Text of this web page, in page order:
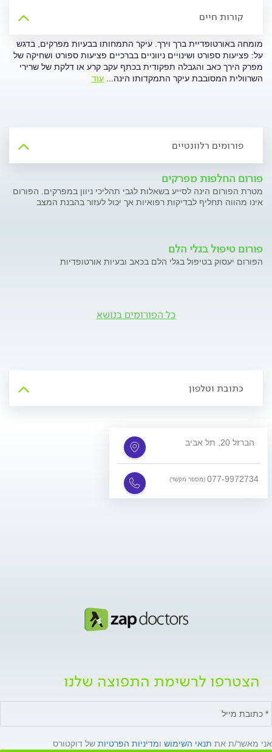
קורות חיים
מומחה באורטופדיית ברך וירך. עיקר התמחותו בבעיות מפרקים, בדגש
על: פציעות ספורט ושינויים ניווניים בברכיים פציעות ספורט ושחיקה של
מפרק הירך כאב והגבלה תפקודית בכתף עקב קרע או דלקת של שרירי
השרוולית המסובבת עיקר התמקדותו הינה
עוד
פורומים רלוונטיים
פורום החלפות מפרקים
מטרת הפורום הינה לסייע בשאלות לגבי תהליכי ניוון במפרקים. הפורום
אינו מהווה תחליף לבדיקות רפואיות אך יכול לעזור בהבנת המצב
פורום טיפול בגלי הלם
הפורום יעסוק בטיפול בגלי הלם בכאב ובעיות אורטופדיות
כל הפורומים בנושא
כתובת וטלפון
הברזל 20, תל אביב
077-9972734 (מספר מקשר)
הצטרפו לרשימת התפוצה שלנו
אני מאשר/ת את תנאי השימוש ומדיניות הפרטיות של דוקטורס